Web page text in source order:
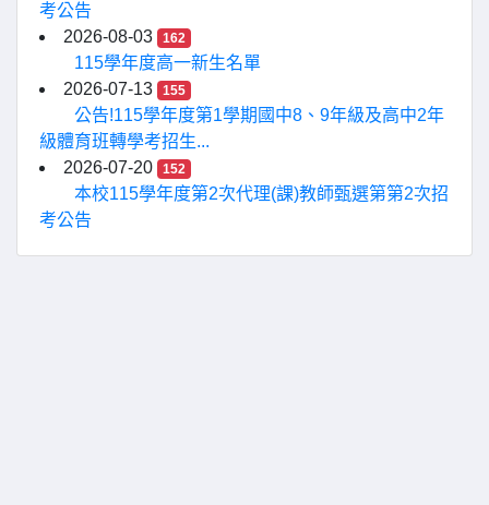
考公告
2026-08-03
162
115學年度高一新生名單
2026-07-13
155
公告!115學年度第1學期國中8、9年級及高中2年
級體育班轉學考招生...
2026-07-20
152
本校115學年度第2次代理(課)教師甄選第第2次招
考公告